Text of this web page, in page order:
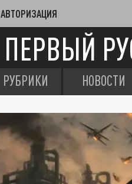
АВТОРИЗАЦИЯ
ПЕРВЫЙ
РУБРИКИ НОВОСТИ